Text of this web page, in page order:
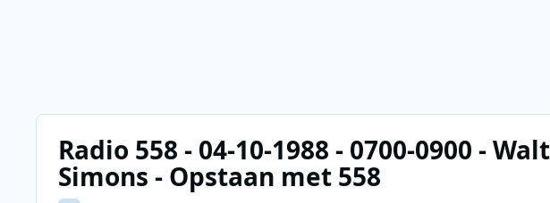
Radio 558 - 04-10-1988 - 0700-0900 -
Simons - Opstaan met 558